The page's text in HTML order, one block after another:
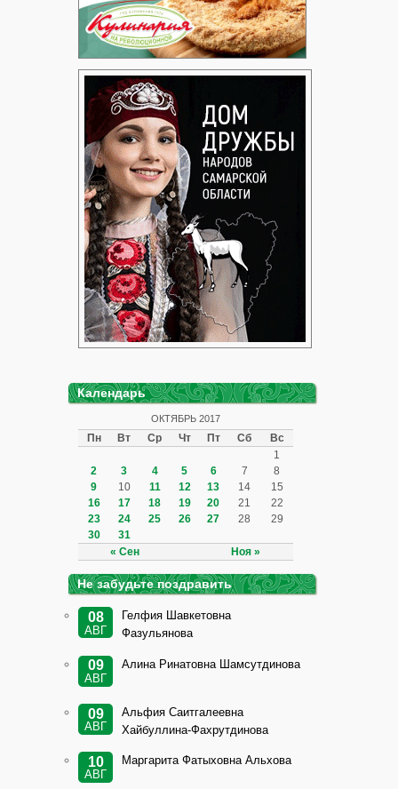
Календарь
ОКТЯБРЬ 2017
Пн Вт Ср Чт Пт Сб Вс
« Сен Ноя »
1
2
3 4 5 6 7
8
9
10 11 12 13 14
15
16
17 18 19 20 21
22
23
24 25 26 27 28
29
30
31
Не забудьте поздравить
08
АВГ
Гелфия Шавкетовна
Фазульянова
09
АВГ
Алина Ринатовна Шамсутдинова
09
АВГ
Альфия Саитгалеевна
Хайбуллина-Фахрутдинова
10
АВГ
Маргарита Фатыховна Альхова